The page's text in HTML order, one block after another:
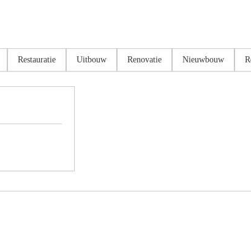
Restauratie Uitbouw Renovatie Nieuwbouw